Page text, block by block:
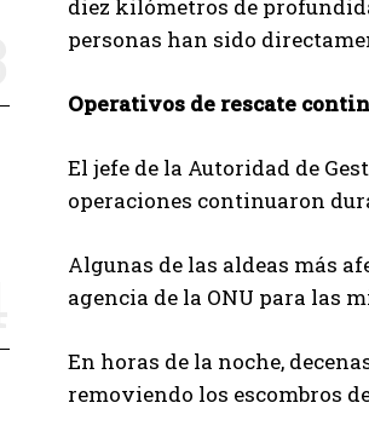
diez kilómetros de
personas han sido
Operativos de rescate
El jefe de la Autoridad de
operaciones continuaron
Algunas de las aldeas más
agencia de la ONU para las
En horas de la noche,
removiendo los escombros